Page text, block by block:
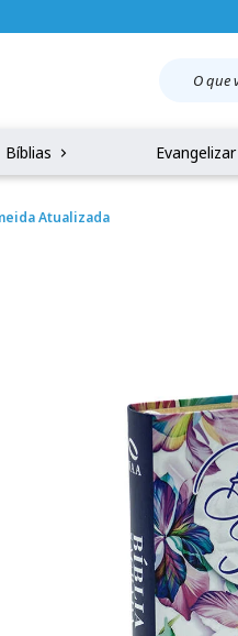
Bíblias Evangelizar
Atualizada